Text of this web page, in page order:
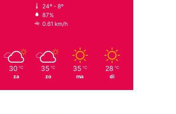
24º - 8º
87%
0.61 km/h
30 ℃
za
35 ℃
zo
35 ℃
ma
28 ℃
di